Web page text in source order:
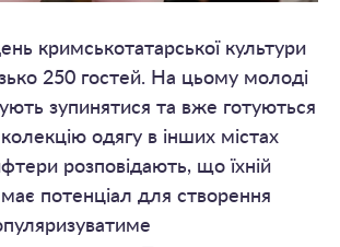
кримськотатарської культури
250 гостей. На цьому молоді
зупинятися та вже готуються
одягу в інших містах
розповідають, що їхній
потенціал для створення